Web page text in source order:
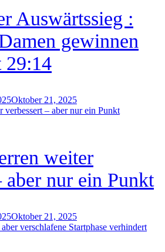
Auswärtssieg :
gewinnen
29:14
Oktober 21, 2025
weiter
aber nur ein Punkt
Oktober 21, 2025